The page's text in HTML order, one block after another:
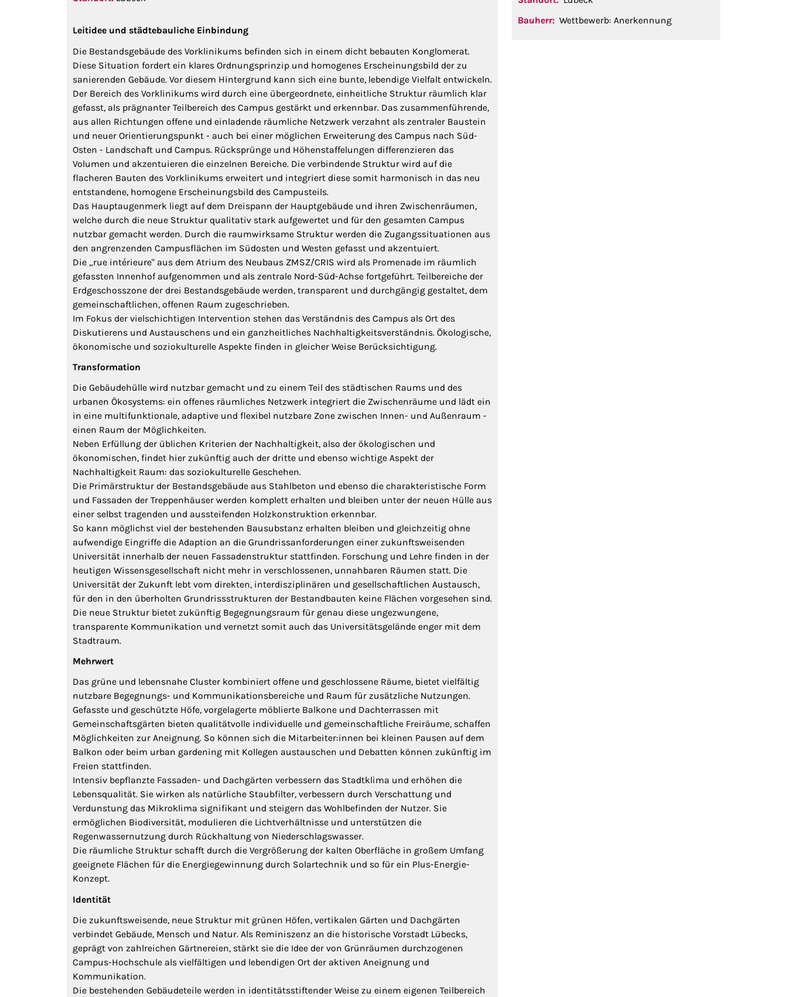
Leitidee und städtebauliche Einbindung
Die Bestandsgebäude des Vorklinikums befinden sich in einem dicht bebauten Konglomerat.
Diese Situation fordert ein klares Ordnungsprinzip und homogenes Erscheinungsbild der zu
sanierenden Gebäude. Vor diesem Hintergrund kann sich eine bunte, lebendige Vielfalt entwickeln.
Der Bereich des Vorklinikums wird durch eine übergeordnete, einheitliche Struktur räumlich klar
gefasst, als prägnanter Teilbereich des Campus gestärkt und erkennbar. Das zusammenführende,
aus allen Richtungen offene und einladende räumliche Netzwerk verzahnt als zentraler Baustein
und neuer Orientierungspunkt - auch bei einer möglichen Erweiterung des Campus nach Süd-
Osten - Landschaft und Campus. Rücksprünge und Höhenstaffelungen differenzieren das
Volumen und akzentuieren die einzelnen Bereiche. Die verbindende Struktur wird auf die
flacheren Bauten des Vorklinikums erweitert und integriert diese somit harmonisch in das neu
entstandene, homogene Erscheinungsbild des Campusteils.
Das Hauptaugenmerk liegt auf dem Dreispann der Hauptgebäude und ihren Zwischenräumen,
welche durch die neue Struktur qualitativ stark aufgewertet und für den gesamten Campus
nutzbar gemacht werden. Durch die raumwirksame Struktur werden die Zugangssituationen aus
den angrenzenden Campusflächen im Südosten und Westen gefasst und akzentuiert.
Die „rue intérieure" aus dem Atrium des Neubaus ZMSZ/CRIS wird als Promenade im räumlich
gefassten Innenhof aufgenommen und als zentrale Nord-Süd-Achse fortgeführt. Teilbereiche der
Erdgeschosszone der drei Bestandsgebäude werden, transparent und durchgängig gestaltet, dem
gemeinschaftlichen, offenen Raum zugeschrieben.
Im Fokus der vielschichtigen Intervention stehen das Verständnis des Campus als Ort des
Diskutierens und Austauschens und ein ganzheitliches Nachhaltigkeitsverständnis. Ökologische,
ökonomische und soziokulturelle Aspekte finden in gleicher Weise Berücksichtigung.
Transformation
Die Gebäudehülle wird nutzbar gemacht und zu einem Teil des städtischen Raums und des
urbanen Ökosystems: ein offenes räumliches Netzwerk integriert die Zwischenräume und lädt ein
in eine multifunktionale, adaptive und flexibel nutzbare Zone zwischen Innen- und Außenraum -
einen Raum der Möglichkeiten.
Neben Erfüllung der üblichen Kriterien der Nachhaltigkeit, also der ökologischen und
ökonomischen, findet hier zukünftig auch der dritte und ebenso wichtige Aspekt der
Nachhaltigkeit Raum: das soziokulturelle Geschehen.
Die Primärstruktur der Bestandsgebäude aus Stahlbeton und ebenso die charakteristische Form
und Fassaden der Treppenhäuser werden komplett erhalten und bleiben unter der neuen Hülle aus
einer selbst tragenden und aussteifenden Holzkonstruktion erkennbar.
So kann möglichst viel der bestehenden Bausubstanz erhalten bleiben und gleichzeitig ohne
aufwendige Eingriffe die Adaption an die Grundrissanforderungen einer zukunftsweisenden
Universität innerhalb der neuen Fassadenstruktur stattfinden. Forschung und Lehre finden in der
heutigen Wissensgesellschaft nicht mehr in verschlossenen, unnahbaren Räumen statt. Die
Universität der Zukunft lebt vom direkten, interdisziplinären und gesellschaftlichen Austausch,
für den in den überholten Grundrissstrukturen der Bestandbauten keine Flächen vorgesehen sind.
Die neue Struktur bietet zukünftig Begegnungsraum für genau diese ungezwungene,
transparente Kommunikation und vernetzt somit auch das Universitätsgelände enger mit dem
Stadtraum.
Mehrwert
Das grüne und lebensnahe Cluster kombiniert offene und geschlossene Räume, bietet vielfältig
nutzbare Begegnungs- und Kommunikationsbereiche und Raum für zusätzliche Nutzungen.
Gefasste und geschützte Höfe, vorgelagerte möblierte Balkone und Dachterrassen mit
Gemeinschaftsgärten bieten qualitätvolle individuelle und gemeinschaftliche Freiräume, schaffen
Möglichkeiten zur Aneignung. So können sich die Mitarbeiter:innen bei kleinen Pausen auf dem
Balkon oder beim urban gardening mit Kollegen austauschen und Debatten können zukünftig im
Freien stattfinden.
Intensiv bepflanzte Fassaden- und Dachgärten verbessern das Stadtklima und erhöhen die
Lebensqualität. Sie wirken als natürliche Staubfilter, verbessern durch Verschattung und
Verdunstung das Mikroklima signifikant und steigern das Wohlbefinden der Nutzer. Sie
ermöglichen Biodiversität, modulieren die Lichtverhältnisse und unterstützen die
Regenwassernutzung durch Rückhaltung von Niederschlagswasser.
Die räumliche Struktur schafft durch die Vergrößerung der kalten Oberfläche in großem Umfang
geeignete Flächen für die Energiegewinnung durch Solartechnik und so für ein Plus-Energie-
Konzept.
Identität
Die zukunftsweisende, neue Struktur mit grünen Höfen, vertikalen Gärten und Dachgärten
verbindet Gebäude, Mensch und Natur. Als Reminiszenz an die historische Vorstadt Lübecks,
geprägt von zahlreichen Gärtnereien, stärkt sie die Idee der von Grünräumen durchzogenen
Campus-Hochschule als vielfältigen und lebendigen Ort der aktiven Aneignung und
Kommunikation.
Die bestehenden Gebäudeteile werden in identitätsstiftender Weise zu einem eigenen Teilbereich
Bauherr: Wettbewerb: Anerkennung